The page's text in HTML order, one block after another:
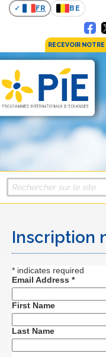
FR BE
RECEVOIR
Inscription
* indicates required
Email Address *
First Name
Last Name